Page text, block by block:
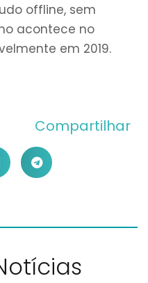
offline, sem
acontece no
em 2019.
Compartilhar